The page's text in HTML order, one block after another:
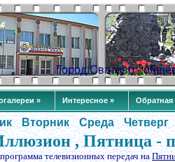
Город Сватово -
» Интересное » Обратная
Вторник Среда Четверг
, Пятница -
программа телевизионных передач на